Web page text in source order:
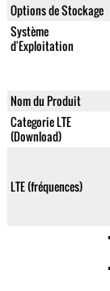
Options de Stockage
Système
d'Exploitation
Nom du Produit
Categorie LTE
(Download)
LTE (fréquences)